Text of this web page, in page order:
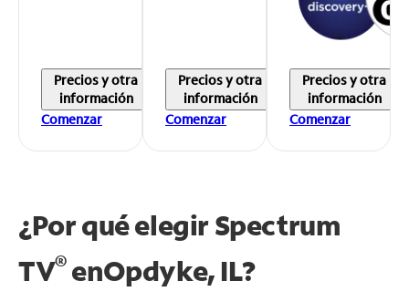
Precios y otra
información
Comenzar
Precios y otra
información
Comenzar
Precios y otra
información
Comenzar
¿Por qué elegir Spectrum
TV®enOpdyke, IL?